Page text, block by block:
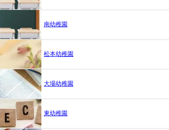
南幼稚園
松本幼稚園
大場幼稚園
東幼稚園